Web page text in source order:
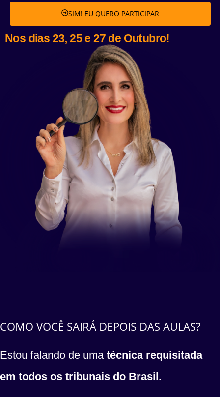
SIM! EU QUERO PARTICIPAR
Nos dias 23, 25 e 27 de Outubro!
COMO VOCÊ SAIRÁ DEPOIS DAS AULAS?
Estou falando de uma técnica requisitada
em todos os tribunais do Brasil.